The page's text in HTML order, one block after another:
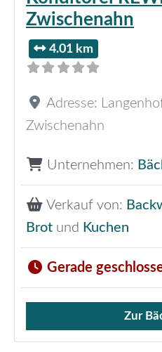
Zwischenahn
4.01 km
Adresse:
Zwischenahn
Unternehmen:
Verkauf von:
Brot und Kuchen
Gerade
Verkauf von Brötchen,
Zur